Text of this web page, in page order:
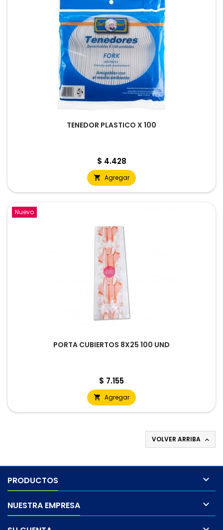
TENEDOR PLASTICO X 100
Precio
$ 4.428
 Agregar
Nuevo
PORTA CUBIERTOS 8X25 100 UND
Precio
$ 7.155
 Agregar
VOLVER ARRIBA 
PRODUCTOS 
NUESTRA EMPRESA 